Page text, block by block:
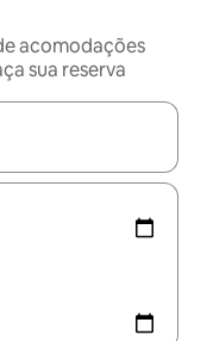
acomodações
sua reserva
explore-os